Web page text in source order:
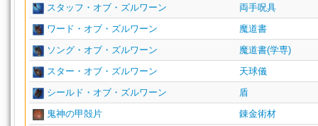
スタッフ・オブ・ズルワーン
両手呪具
ワード・オブ・ズルワーン
魔道書
ソング・オブ・ズルワーン
魔道書(学専)
スター・オブ・ズルワーン
天球儀
シールド・オブ・ズルワーン
盾
鬼神の甲殻片
錬金術材